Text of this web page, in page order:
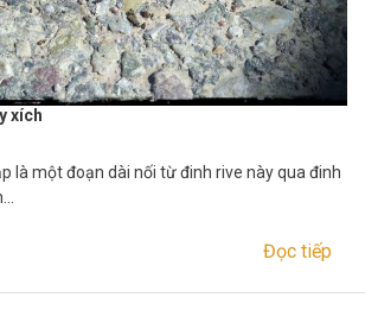
xích
là một đoạn dài nối từ đinh rive này qua đinh
Đọc tiếp